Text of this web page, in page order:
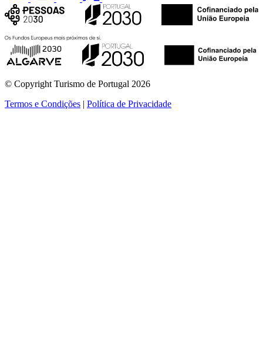
© Copyright Turismo de Portugal 2026
Termos e Condições | Política de Privacidade